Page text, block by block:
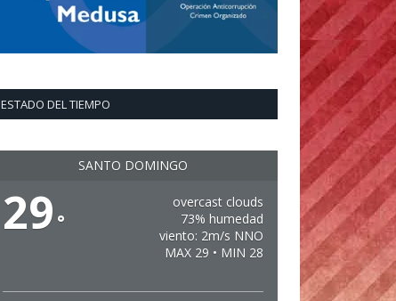
ESTADO DEL TIEMPO
SANTO DOMINGO
29 °
overcast clouds
73% humedad
viento: 2m/s NNO
MAX 29 • MIN 28